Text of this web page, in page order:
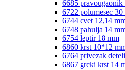
6685
6722 polumesec 30
6744 cvet 12,14
6748 pahulja 14
6754 leptir 18 mm
6860 krst 10*12
6764 privezak
6867 grcki krst 14